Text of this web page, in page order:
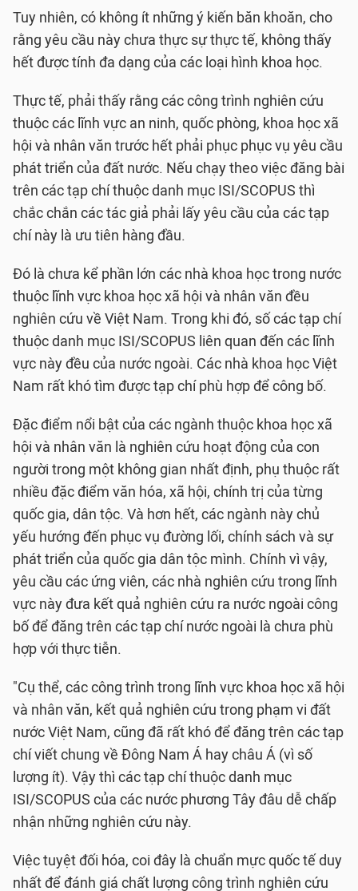
Tuy nhiên, có không ít những ý kiến băn khoăn, cho
rằng yêu cầu này chưa thực sự thực tế, không thấy
hết được tính đa dạng của các loại hình khoa học.
Thực tế, phải thấy rằng các công trình nghiên cứu
thuộc các lĩnh vực an ninh, quốc phòng, khoa học xã
hội và nhân văn trước hết phải phục phục vụ yêu cầu
phát triển của đất nước. Nếu chạy theo việc đăng bài
trên các tạp chí thuộc danh mục ISI/SCOPUS thì
chắc chắn các tác giả phải lấy yêu cầu của các tạp
chí này là ưu tiên hàng đầu.
Đó là chưa kể phần lớn các nhà khoa học trong nước
thuộc lĩnh vực khoa học xã hội và nhân văn đều
nghiên cứu về Việt Nam. Trong khi đó, số các tạp chí
thuộc danh mục ISI/SCOPUS liên quan đến các lĩnh
vực này đều của nước ngoài. Các nhà khoa học Việt
Nam rất khó tìm được tạp chí phù hợp để công bố.
Đặc điểm nổi bật của các ngành thuộc khoa học xã
hội và nhân văn là nghiên cứu hoạt động của con
người trong một không gian nhất định, phụ thuộc rất
nhiều đặc điểm văn hóa, xã hội, chính trị của từng
quốc gia, dân tộc. Và hơn hết, các ngành này chủ
yếu hướng đến phục vụ đường lối, chính sách và sự
phát triển của quốc gia dân tộc mình. Chính vì vậy,
yêu cầu các ứng viên, các nhà nghiên cứu trong lĩnh
vực này đưa kết quả nghiên cứu ra nước ngoài công
bố để đăng trên các tạp chí nước ngoài là chưa phù
hợp với thực tiễn.
"Cụ thể, các công trình trong lĩnh vực khoa học xã hội
và nhân văn, kết quả nghiên cứu trong phạm vi đất
nước Việt Nam, cũng đã rất khó để đăng trên các tạp
chí viết chung về Đông Nam Á hay châu Á (vì số
lượng ít). Vậy thì các tạp chí thuộc danh mục
ISI/SCOPUS của các nước phương Tây đâu dễ chấp
nhận những nghiên cứu này.
Việc tuyệt đối hóa, coi đây là chuẩn mực quốc tế duy
nhất để đánh giá chất lượng công trình nghiên cứu